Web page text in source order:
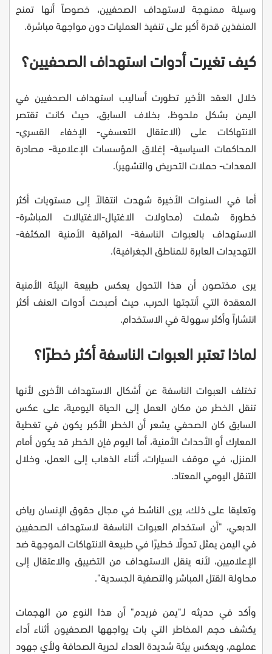
وسيلة ممنهجة لاستهداف الصحفيين، خصوصاً أنها تمنح
المنفذين قدرة أكبر على تنفيذ العمليات دون مواجهة مباشرة.
كيف تغيرت أدوات استهداف الصحفيين؟
خلال العقد الأخير تطورت أساليب استهداف الصحفيين في
اليمن بشكل ملحوظ، بخلاف السابق، حيث كانت تقتصر
الانتهاكات على (الاعتقال التعسفي- الإخفاء القسري-
المحاكمات السياسية- إغلاق المؤسسات الإعلامية- مصادرة
المعدات- حملات التحريض والتشهير).
أما في السنوات الأخيرة شهدت انتقالاً إلى مستويات أكثر
خطورة شملت (محاولات الاغتيال-الاغتيالات المباشرة-
الاستهداف بالعبوات الناسفة- المراقبة الأمنية المكثفة-
التهديدات العابرة للمناطق الجغرافية).
يرى مختصون أن هذا التحول يعكس طبيعة البيئة الأمنية
المعقدة التي أنتجتها الحرب، حيث أصبحت أدوات العنف أكثر
انتشاراً وأكثر سهولة في الاستخدام.
لماذا تعتبر العبوات الناسفة أكثر خطرًا؟
تختلف العبوات الناسفة عن أشكال الاستهداف الأخرى لأنها
تنقل الخطر من مكان العمل إلى الحياة اليومية، على عكس
السابق كان الصحفي يشعر أن الخطر الأكبر يكون في تغطية
المعارك أو الأحداث الأمنية، أما اليوم فإن الخطر قد يكون أمام
المنزل، في موقف السيارات، أثناء الذهاب إلى العمل، وخلال
التنقل اليومي المعتاد.
وتعليقا على ذلك، يرى الناشط في مجال حقوق الإنسان رياض
الدبعي، "أن استخدام العبوات الناسفة لاستهداف الصحفيين
في اليمن يمثل تحولًا خطيرًا في طبيعة الانتهاكات الموجهة ضد
الإعلاميين، لأنه ينقل الاستهداف من التضييق والاعتقال إلى
محاولة القتل المباشر والتصفية الجسدية".
وأكد في حديثه لـ"يمن فريدم" أن هذا النوع من الهجمات
يكشف حجم المخاطر التي بات يواجهها الصحفيون أثناء أداء
عملهم، ويعكس بيئة شديدة العداء لحرية الصحافة ولأي جهود